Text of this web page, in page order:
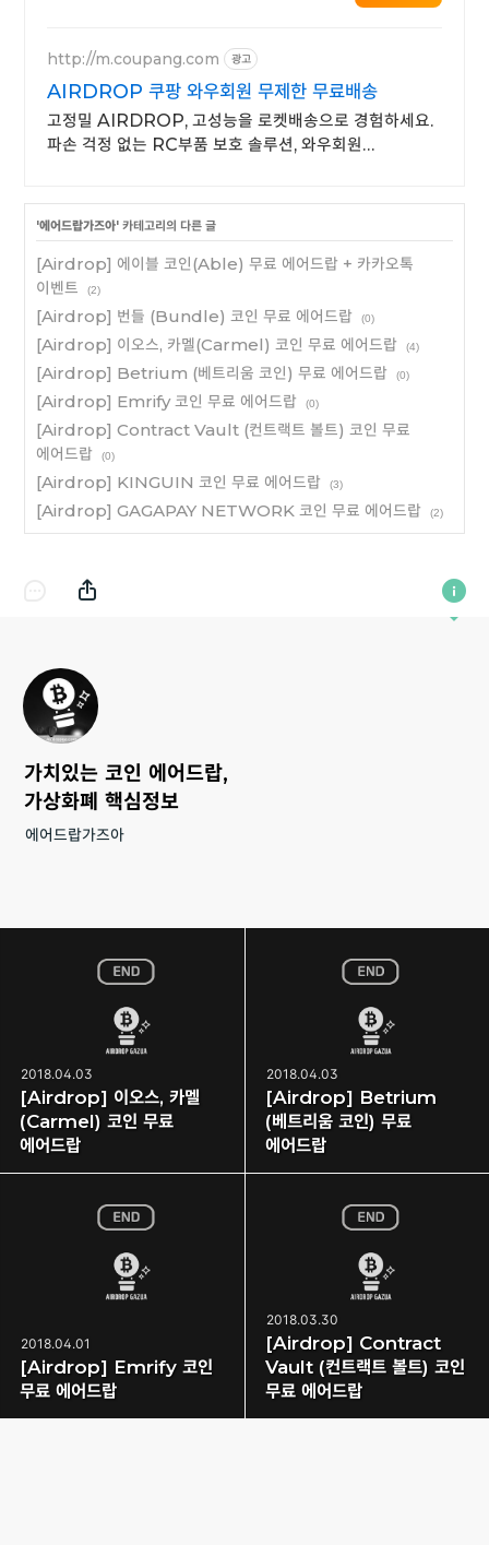
http://m.coupang.com 광고
AIRDROP 쿠팡 와우회원 무제한 무료배송
고정밀 AIRDROP, 고성능을 로켓배송으로 경험하세요.
파손 걱정 없는 RC부품 보호 솔루션, 와우회원
'에어드랍가즈아' 카테고리의 다른 글
[Airdrop] 에이블 코인(Able) 무료 에어드랍 + 카카오톡
이벤트
(2)
[Airdrop] 번들 (Bundle) 코인 무료 에어드랍 (0)
[Airdrop] 이오스, 카멜(Carmel) 코인 무료 에어드랍 (4)
[Airdrop] Betrium (베트리움 코인) 무료 에어드랍 (0)
[Airdrop] Emrify 코인 무료 에어드랍 (0)
[Airdrop] Contract Vault (컨트랙트 볼트) 코인 무료
에어드랍
(0)
[Airdrop] KINGUIN 코인 무료 에어드랍 (3)
[Airdrop] GAGAPAY NETWORK 코인 무료 에어드랍 (2)
가치있는 코인 에어드랍,
가상화폐 핵심정보
에어드랍가즈아
2018.04.03
[Airdrop] 이오스, 카멜
(Carmel) 코인 무료
에어드랍
2018.04.03
[Airdrop] Betrium
(베트리움 코인) 무료
에어드랍
2018.04.01
[Airdrop] Emrify 코인
무료 에어드랍
2018.03.30
[Airdrop] Contract
Vault (컨트랙트 볼트) 코인
무료 에어드랍